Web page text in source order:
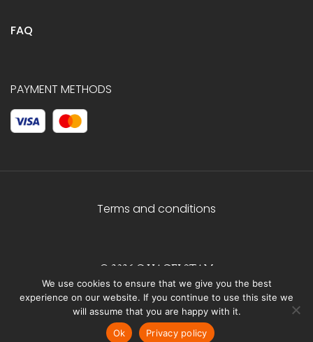
FAQ
PAYMENT METHODS
Terms and conditions
© 2026 C.HAGELSTAM
We use cookies to ensure that we give you the best
experience on our website. If you continue to use this site we
will assume that you are happy with it.
Ok
Privacy policy